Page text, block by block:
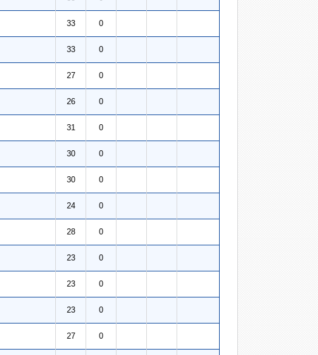
３ 33 0
２ 33 0
２ 27 0
３ 26 0
５ 31 0
１ 30 0
２ 30 0
５ 24 0
５ 28 0
１ 23 0
５ 23 0
４ 23 0
５ 27 0